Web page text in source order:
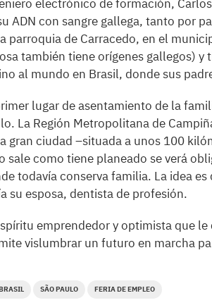
electrónico de formación,
ADN con sangre gallega, tanto por
parroquia de Carracedo, en el
también tiene orígenes gallegos)
al mundo en Brasil, donde sus
lugar de asentamiento de la
La Región Metropolitana de
gran ciudad –situada a unos 100
sale como tiene planeado se verá
todavía conserva familia. La idea
su esposa, dentista de profesión.
emprendedor y optimista que
vislumbrar un futuro en marcha
SÃO PAULO FERIA DE EMPLEO